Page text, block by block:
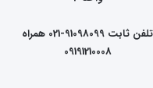
تلفن ثابت 91098099-021 همراه
09191210008